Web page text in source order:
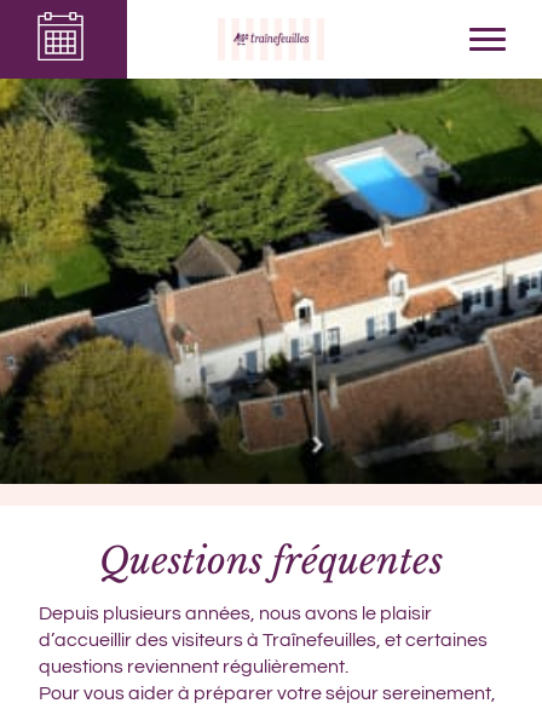
Questions fréquentes
Depuis plusieurs années, nous avons le plaisir
d’accueillir des visiteurs à Traînefeuilles, et certaines
questions reviennent régulièrement.
Pour vous aider à préparer votre séjour sereinement,